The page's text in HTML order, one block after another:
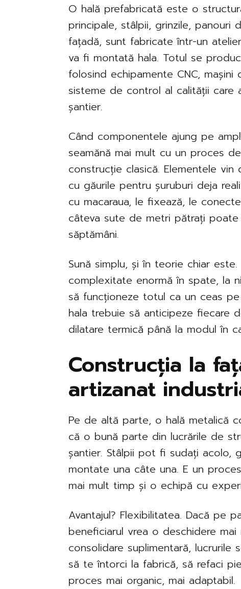
O hală prefabricată este o
principale, stâlpii, grinzile, panouri
fațadă, sunt fabricate într-un
va fi montată hala. Totul se
folosind echipamente CNC,
sisteme de control al calității
șantier.
Când componentele ajung pe
seamănă mai mult cu un proces
construcție clasică. Elementele
cu găurile pentru șuruburi deja
cu macaraua, le fixează, le
câteva sute de metri pătrați
săptămâni.
Sună simplu, și în teorie chiar
complexitate enormă în spate, la
să funcționeze totul ca un ceas
hala trebuie să anticipeze fiecare
dilatare termică până la modul în
Construcția la
artizanat
Pe de altă parte, o hală metalică
că o bună parte din lucrările de
șantier. Stâlpii pot fi sudați acolo,
montate una câte una. E un
mai mult timp și o echipă cu
Avantajul? Flexibilitatea. Dacă pe
beneficiarul vrea o deschidere
consolidare suplimentară,
să te întorci la fabrică, să refaci
proces mai organic, mai adaptabil.